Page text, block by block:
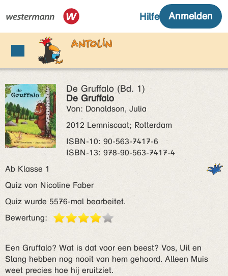
De Gruffalo (Bd. 1)
De Gruffalo
Von: Donaldson, Julia
2012 Lemniscaat; Rotterdam
ISBN‑10: 90-563-7417-6
ISBN‑13: 978-90-563-7417-4
Ab Klasse 1
Quiz von Nicoline Faber
Quiz wurde 5576-mal bearbeitet.
Bewertung:
Een Gruffalo? Wat is dat voor een beest? Vos, Uil en
Slang hebben nog nooit van hem gehoord. Alleen Muis
weet precies hoe hij eruitziet.